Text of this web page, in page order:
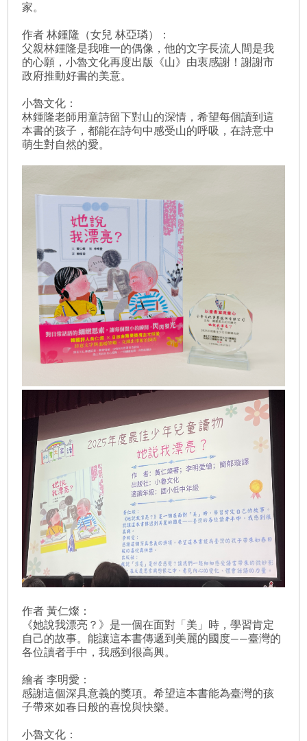
家。
作者 林鍾隆（女兒 林亞璘）：
父親林鍾隆是我唯一的偶像，他的文字長流人間是我
的心願，小魯文化再度出版《山》由衷感謝！謝謝市
政府推動好書的美意。
小魯文化：
林鍾隆老師用童詩留下對山的深情，希望每個讀到這
本書的孩子，都能在詩句中感受山的呼吸，在詩意中
萌生對自然的愛。
作者 黃仁燦：
《她說我漂亮？》是一個在面對「美」時，學習肯定
自己的故事。能讓這本書傳遞到美麗的國度——臺灣的
各位讀者手中，我感到很高興。
繪者 李明愛：
感謝這個深具意義的獎項。希望這本書能為臺灣的孩
子帶來如春日般的喜悅與快樂。
小魯文化：